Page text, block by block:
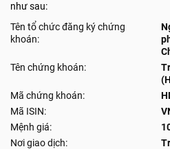
như sau:
Tên tổ chức đăng ký chứng
khoán:
Tên chứng khoán:
Mã chứng khoán:
Mã ISIN:
Mệnh giá:
Nơi giao dịch: